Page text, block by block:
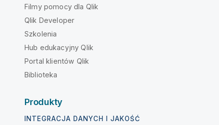
Filmy pomocy dla Qlik
Qlik Developer
Szkolenia
Hub edukacyjny Qlik
Portal klientów Qlik
Biblioteka
Produkty
INTEGRACJA DANYCH I JAKOŚĆ